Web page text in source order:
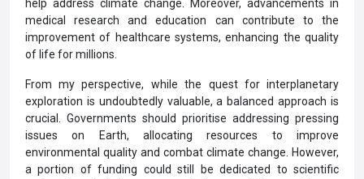
help address climate change. Moreover, advancements in
medical research and education can contribute to the
improvement of healthcare systems, enhancing the quality
of life for millions.
From my perspective, while the quest for interplanetary
exploration is undoubtedly valuable, a balanced approach is
crucial. Governments should prioritise addressing pressing
issues on Earth, allocating resources to improve
environmental quality and combat climate change. However,
a portion of funding could still be dedicated to scientific